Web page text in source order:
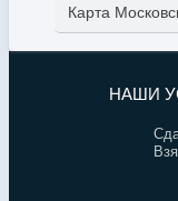
Карта
НАШИ